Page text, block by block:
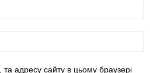
адресу сайту в цьому браузері